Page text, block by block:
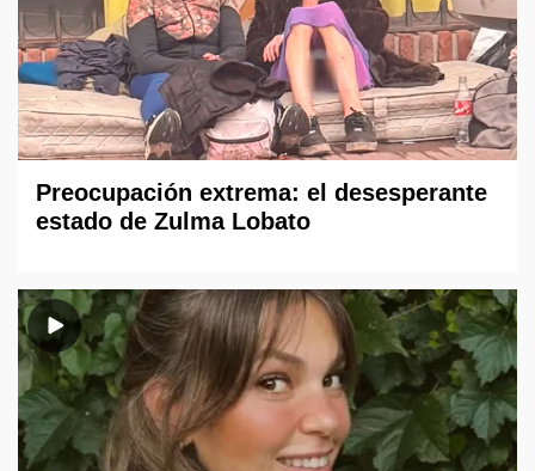
Preocupación extrema: el desesperante
estado de Zulma Lobato